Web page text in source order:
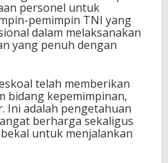
personel untuk
pemimpin TNI yang
dalam melaksanakan
yang penuh dengan
telah memberikan
bidang kepemimpinan,
Ini adalah pengetahuan
berharga sekaligus
untuk menjalankan